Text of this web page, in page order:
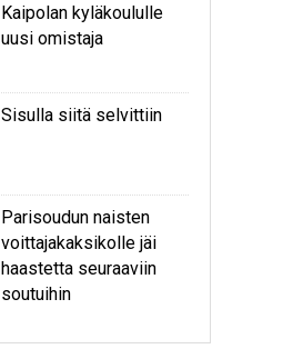
Kaipolan kyläkoululle
uusi omistaja
Sisulla siitä selvittiin
Parisoudun naisten
voittajakaksikolle jäi
haastetta seuraaviin
soutuihin